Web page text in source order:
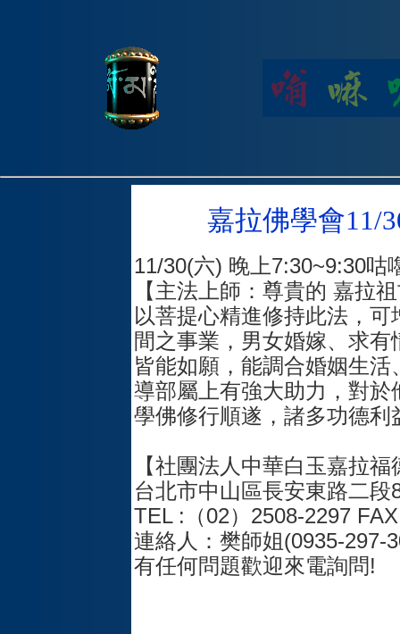
嘉拉佛學會11/
11/30(六) 晚上7:30~9:30咕
【主法上師：尊貴的 嘉拉
以菩提心精進修持此法，
間之事業，男女婚嫁、求
皆能如願，能調合婚姻生
導部屬上有強大助力，對
學佛修行順遂，諸多功德利
【社團法人中華白玉嘉拉
台北市中山區長安東路二段
TEL :（02）2508-2297
連絡人：樊師姐(0935-297-
有任何問題歡迎來電詢問!